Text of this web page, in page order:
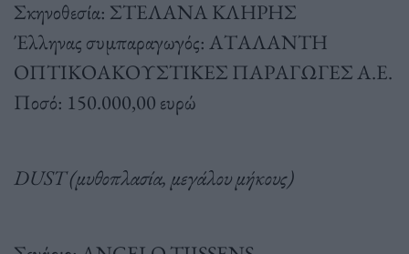
Σκηνοθεσία: ΣΤΕΛΑΝΑ ΚΛΗΡΗΣ
Έλληνας συμπαραγωγός: ΑΤΑΛΑΝΤΗ
ΟΠΤΙΚΟΑΚΟΥΣΤΙΚΕΣ ΠΑΡΑΓΩΓΕΣ Α.Ε.
Ποσό: 150.000,00 ευρώ
DUST (μυθοπλασία, μεγάλου μήκους)